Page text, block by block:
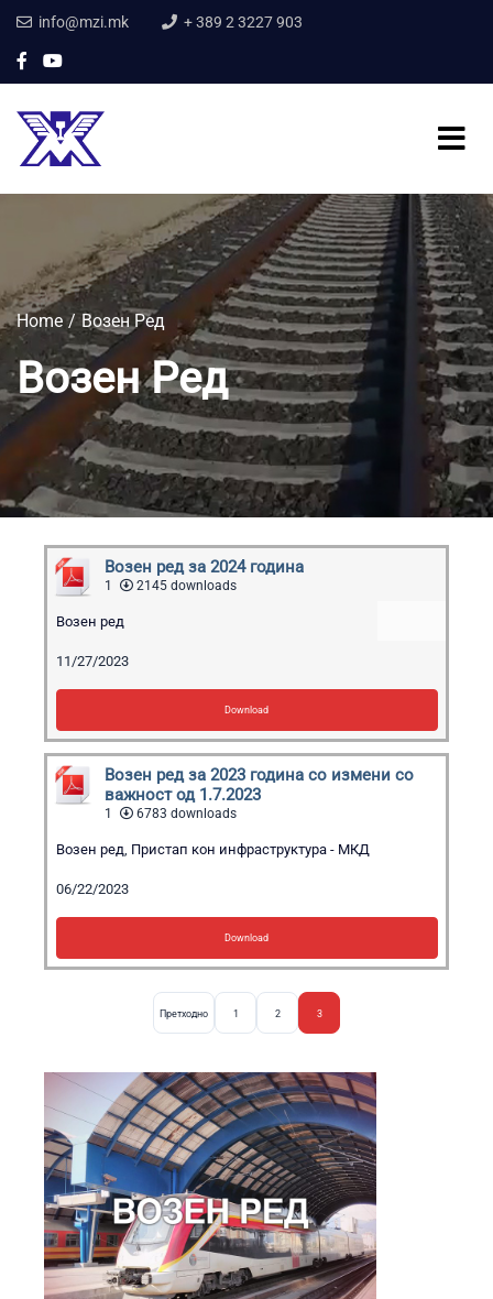
info@mzi.mk + 389 2 3227 903
Home Возен Ред
Возен Ред
Возен ред за 2024 година
1 2145 downloads
Возен ред
11/27/2023
Download
Возен ред за 2023 година со измени со
важност од 1.7.2023
1 6783 downloads
Возен ред Пристап кон инфраструктура - МКД
06/22/2023
Download
Претходно 1 2 3